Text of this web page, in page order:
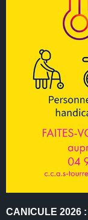
CANICULE 2026